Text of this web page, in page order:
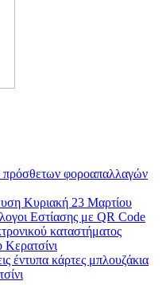
φοροαπαλλαγών
Κυριακή 23 Μαρτίου
Εστίασης με QR Code
καταστήματος
Κερατσίνι
έντυπα κάρτες μπλουζάκια